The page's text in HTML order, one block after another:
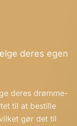
deres egen
deres drømme-
til at bestille
gør det til